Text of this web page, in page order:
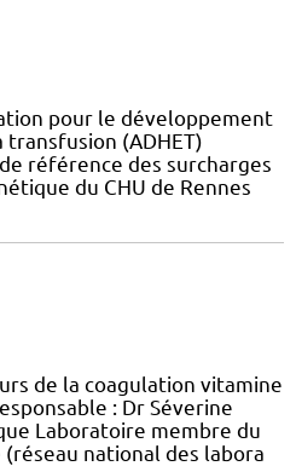
pour le développement
(ADHET)
référence des surcharges
du CHU de Rennes
de la coagulation vitamine
: Dr Séverine
Laboratoire membre du
(réseau national des labora